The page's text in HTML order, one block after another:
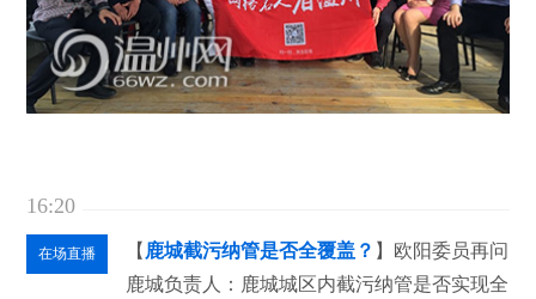
16:20
在场直播 【 鹿城截污纳管是否全覆盖？ 】欧阳委员再问
鹿城负责人：鹿城城区内截污纳管是否实现全